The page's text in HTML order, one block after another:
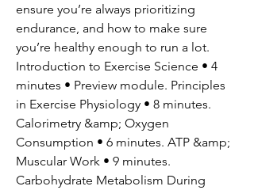
ensure you’re always prioritizing
endurance, and how to make sure
you’re healthy enough to run a lot.
Introduction to Exercise Science • 4
minutes • Preview module. Principles
in Exercise Physiology • 8 minutes.
Calorimetry &amp; Oxygen
Consumption • 6 minutes. ATP &amp;
Muscular Work • 9 minutes.
Carbohydrate Metabolism During